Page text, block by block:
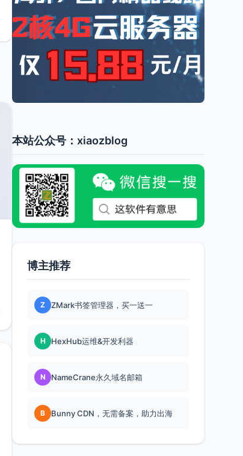
本站公众号：xiaozblog
博主推荐
Z ZMark书签管理器，买一送一
H HexHub运维&开发利器
N NameCrane永久域名邮箱
B Bunny CDN，无需备案，助力出海